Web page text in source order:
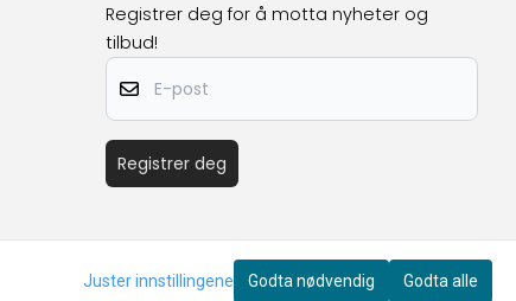
Registrer deg for å motta nyheter og
tilbud!
E-post
Registrer deg
Juster innstillingene Godta nødvendig Godta alle